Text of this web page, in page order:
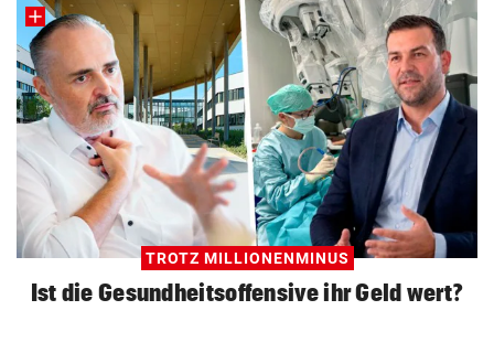
TROTZ MILLIONENMINUS
Ist die Gesundheitsoffensive ihr Geld wert?